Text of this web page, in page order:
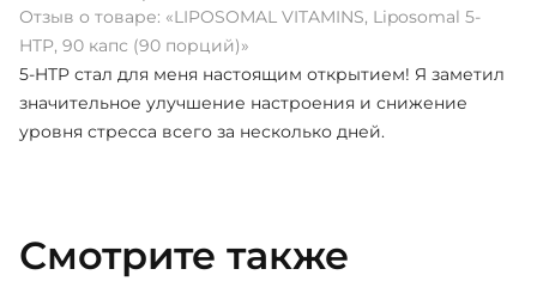
Отзыв о товаре: «LIPOSOMAL VITAMINS, Liposomal 5-
HTP, 90 капс (90 порций)»
5-HTP стал для меня настоящим открытием! Я заметил
значительное улучшение настроения и снижение
уровня стресса всего за несколько дней.
Смотрите также